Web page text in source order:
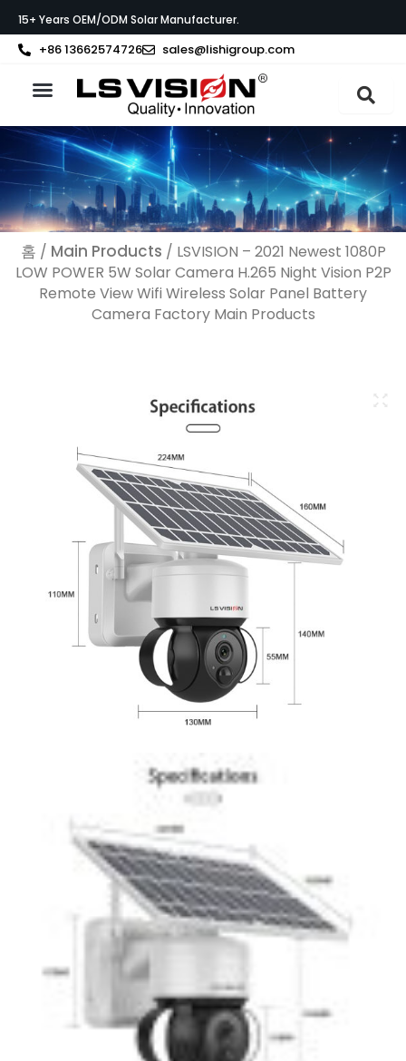
텐
뛰
기
15+ Years OEM/ODM Solar Manufacturer.
+86 13662574726 sales@lishigroup.com
홈 / Main Products / LSVISION – 2021 Newest 1080P
LOW POWER 5W Solar Camera H.265 Night Vision P2P
Remote View Wifi Wireless Solar Panel Battery
Camera Factory Main Products